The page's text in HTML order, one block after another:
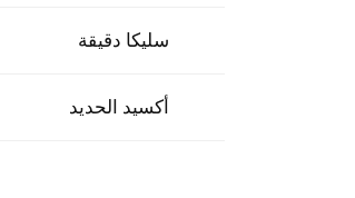
سليكا دقيقة
أكسيد الحديد